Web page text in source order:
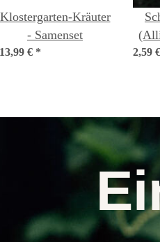
Klostergarten-Kräuter
- Samenset
13,99 € * 2,59 €